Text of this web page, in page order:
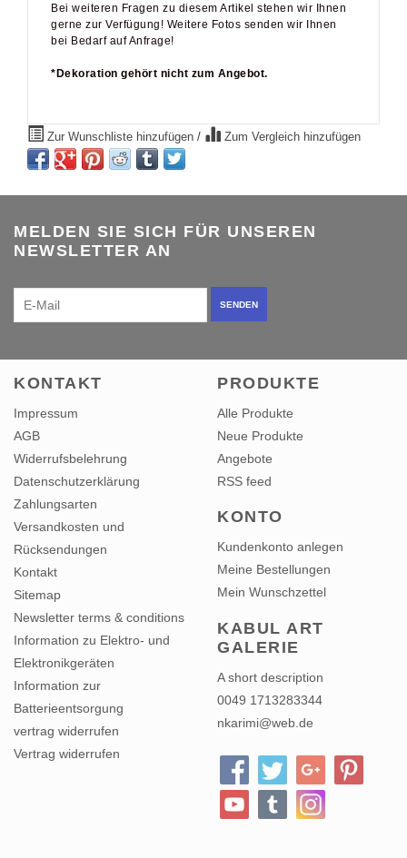
Bei weiteren Fragen zu diesem Artikel stehen wir Ihnen
gerne zur Verfügung! Weitere Fotos senden wir Ihnen
bei Bedarf auf Anfrage!
*Dekoration gehört nicht zum Angebot.
Zur Wunschliste hinzufügen / Zum Vergleich hinzufügen
MELDEN SIE SICH FÜR UNSEREN
NEWSLETTER AN
SENDEN
KONTAKT
Impressum
AGB
Widerrufsbelehrung
Datenschutzerklärung
Zahlungsarten
Versandkosten und
Rücksendungen
Kontakt
Sitemap
Newsletter terms & conditions
Information zu Elektro- und
Elektronikgeräten
Information zur
Batterieentsorgung
vertrag widerrufen
Vertrag widerrufen
PRODUKTE
Alle Produkte
Neue Produkte
Angebote
RSS feed
KONTO
Kundenkonto anlegen
Meine Bestellungen
Mein Wunschzettel
KABUL ART
GALERIE
A short description
0049 1713283344
nkarimi@web.de